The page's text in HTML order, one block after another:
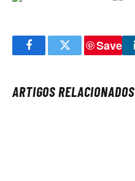
FacebookTwitter
Save
ARTIGOS RELACIONADOS